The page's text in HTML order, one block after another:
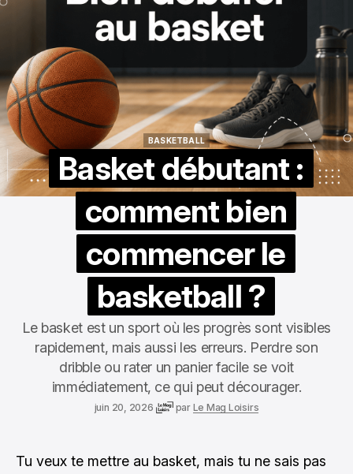
BASKETBALL
Basket débutant :
comment bien
commencer le
basketball ?
Le basket est un sport où les progrès sont visibles
rapidement, mais aussi les erreurs. Perdre son
dribble ou rater un panier facile se voit
immédiatement, ce qui peut décourager.
juin 20, 2026 par Le Mag Loisirs
Tu veux te mettre au basket, mais tu ne sais pas